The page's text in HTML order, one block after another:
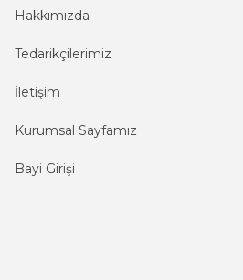
Hakkımızda
Tedarikçilerimiz
İletişim
Kurumsal Sayfamız
Bayi Girişi